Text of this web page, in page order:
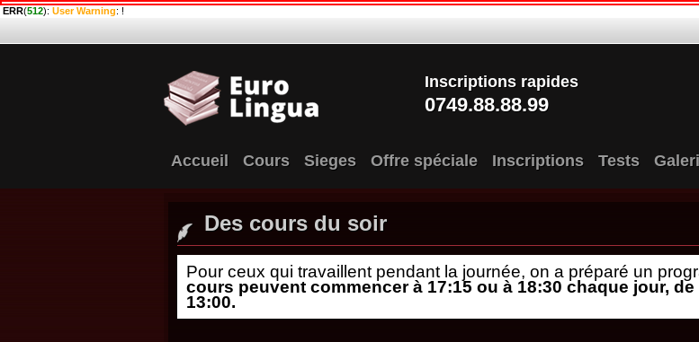
ERR(512): User Warning: !
Inscriptions rapides
0749.88.88.99
Accueil Cours Sieges Offre spéciale Inscriptions Tests
Des cours du soir
Pour ceux qui travaillent pendant la journée, on a préparé un
cours peuvent commencer à 17:15 ou à 18:30 chaque jour,
13:00.